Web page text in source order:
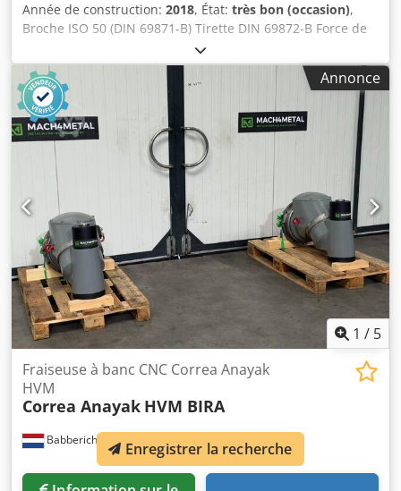
Année de construction: 2018, État: très bon (occasion),
Broche ISO 50 (DIN 69871-B) Tirette DIN 69872-B Force de
serrage : 1900 daN Axe B automatique : 1,0 degré Axe C
automatique : 2,5 degrés Puissance 60/100 % : 22/30 kW
Plage de vitesse : 60–3000 min⁻¹ Plage de vitesse à 2 étages
Lubrification automatique (air-huile) Dsdpfsyf Dp Esx
Afxekr Boîte de vitesses : Zyklo-Palloid, système
Klingelnberg, classe de qualité HPG-5 niveau 6 selon DIN
3965 Longueur : 1200 mm Largeur : 800 mm Hauteur : 700
mm Poids : 320 kg Veuillez noter : Les informations sur
cette page ont été recueillies au mieux de nos
connaissances et, dans la mesure du possible, auprès du
fabricant. Les informations sont fournies de bonne foi,
mais leur exactitude ne peut être garantie. En
conséquence, elles ne constituent ni représentation ni
condition contractuelle. Nous vous recommandons de
vérifier tous les détails importants.
Annonce
1 / 5
Babberich 195 km
Fraiseuse à banc CNC Correa Anayak
HVM
Correa Anayak HVM BIRA
Enregistrer la recherche